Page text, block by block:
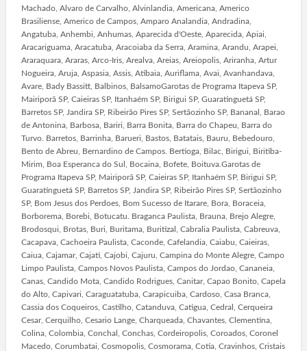
Machado, Alvaro de Carvalho, Alvinlandia, Americana, Americo
Brasiliense, Americo de Campos, Amparo Analandia, Andradina,
Angatuba, Anhembi, Anhumas, Aparecida d'Oeste, Aparecida, Apiai,
Aracariguama, Aracatuba, Aracoiaba da Serra, Aramina, Arandu, Arapei,
Araraquara, Araras, Arco-Iris, Arealva, Areias, Areiopolis, Ariranha, Artur
Nogueira, Aruja, Aspasia, Assis, Atibaia, Auriflama, Avai, Avanhandava,
Avare, Bady Bassitt, Balbinos, BalsamoGarotas de Programa Itapeva SP,
Mairiporã SP, Caieiras SP, Itanhaém SP, Birigui SP, Guaratinguetá SP,
Barretos SP, Jandira SP, Ribeirão Pires SP, Sertãozinho SP, Bananal, Barao
de Antonina, Barbosa, Bariri, Barra Bonita, Barra do Chapeu, Barra do
Turvo. Barretos, Barrinha, Barueri, Bastos, Batatais, Bauru, Bebedouro,
Bento de Abreu, Bernardino de Campos. Bertioga, Bilac, Birigui, Biritiba-
Mirim, Boa Esperanca do Sul, Bocaina, Bofete, Boituva.Garotas de
Programa Itapeva SP, Mairiporã SP, Caieiras SP, Itanhaém SP, Birigui SP,
Guaratinguetá SP, Barretos SP, Jandira SP, Ribeirão Pires SP, Sertãozinho
SP, Bom Jesus dos Perdoes, Bom Sucesso de Itarare, Bora, Boraceia,
Borborema, Borebi, Botucatu. Braganca Paulista, Brauna, Brejo Alegre,
Brodosqui, Brotas, Buri, Buritama, Buritizal, Cabralia Paulista, Cabreuva,
Cacapava, Cachoeira Paulista, Caconde, Cafelandia, Caiabu, Caieiras,
Caiua, Cajamar, Cajati, Cajobi, Cajuru, Campina do Monte Alegre, Campo
Limpo Paulista, Campos Novos Paulista, Campos do Jordao, Cananeia,
Canas, Candido Mota, Candido Rodrigues, Canitar, Capao Bonito, Capela
do Alto, Capivari, Caraguatatuba, Carapicuiba, Cardoso, Casa Branca,
Cassia dos Coqueiros, Castilho, Catanduva, Catigua, Cedral, Cerqueira
Cesar, Cerquilho, Cesario Lange, Charqueada, Chavantes, Clementina,
Colina, Colombia, Conchal, Conchas, Cordeiropolis, Coroados, Coronel
Macedo, Corumbatai, Cosmopolis, Cosmorama, Cotia, Cravinhos, Cristais